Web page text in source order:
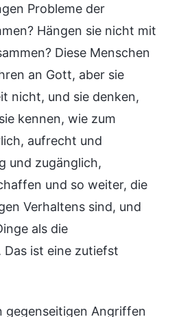
Probleme der
Hängen sie nicht mit
Diese Menschen
an Gott, aber sie
nicht, und sie denken,
kennen, wie zum
aufrecht und
und zugänglich,
und so weiter, die
Verhaltens sind, und
als die
ist eine zutiefst
gegenseitigen Angriffen